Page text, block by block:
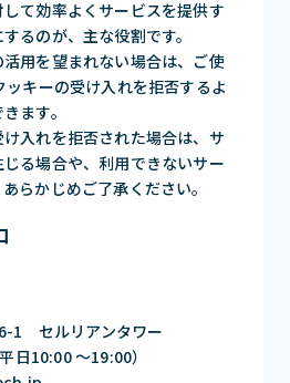
て効率よくサービスを提供す
るのが、主な役割です。
用を望まれない場合は、ご使
キーの受け入れを拒否するよ
ます。
入れを拒否された場合は、サ
る場合や、利用できないサー
らかじめご了承ください。
1 セルリアンタワー
日10:00 〜19:00）